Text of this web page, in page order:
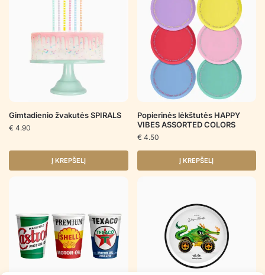
Gimtadienio žvakutės SPIRALS
€ 4.90
Į KREPŠELĮ
Popierinės lėkštutės HAPPY
VIBES ASSORTED COLORS
€ 4.50
Į KREPŠELĮ